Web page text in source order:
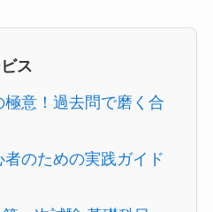
ス
意！過去問で磨く合
のための実践ガイド